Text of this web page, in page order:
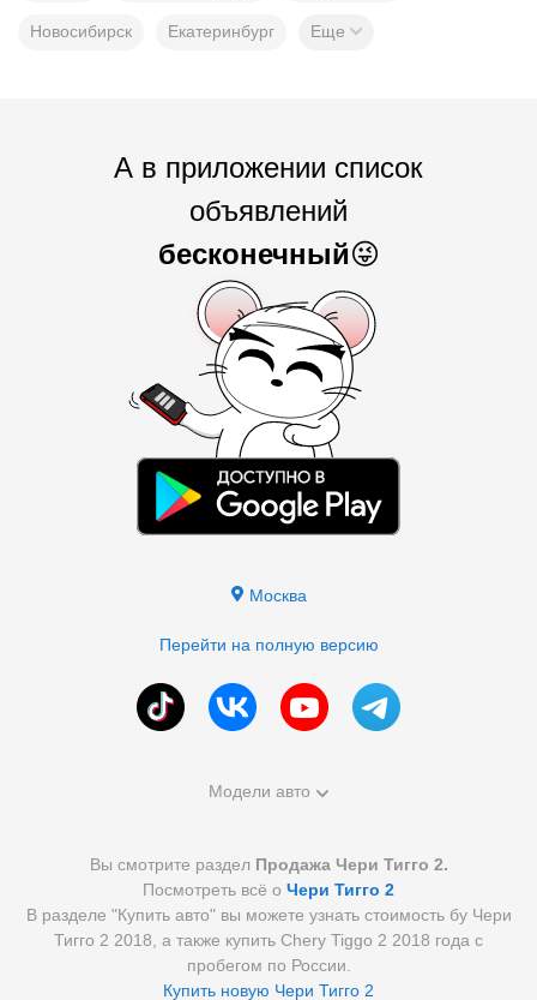
Новосибирск Екатеринбург Еще
А в приложении список
объявлений
бесконечный😜
Москва
Перейти на полную версию
Модели авто
Вы смотрите раздел Продажа Чери Тигго 2.
Посмотреть всё о Чери Тигго 2
В разделе "Купить авто" вы можете узнать стоимость бу Чери
Тигго 2 2018, а также купить Chery Tiggo 2 2018 года с
пробегом по России.
Купить новую Чери Тигго 2